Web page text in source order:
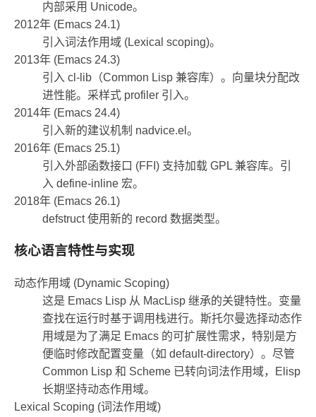
内部采用 Unicode。
2012年 (Emacs 24.1)
引入词法作用域 (Lexical scoping)。
2013年 (Emacs 24.3)
引入 cl-lib（Common Lisp 兼容库）。向量块分配改
进性能。采样式 profiler 引入。
2014年 (Emacs 24.4)
引入新的建议机制 nadvice.el。
2016年 (Emacs 25.1)
引入外部函数接口 (FFI) 支持加载 GPL 兼容库。引
入 define-inline 宏。
2018年 (Emacs 26.1)
defstruct 使用新的 record 数据类型。
核心语言特性与实现
动态作用域 (Dynamic Scoping)
这是 Emacs Lisp 从 MacLisp 继承的关键特性。变量
查找在运行时基于调用栈进行。斯托尔曼选择动态作
用域是为了满足 Emacs 的可扩展性需求，特别是方
便临时修改配置变量（如 default-directory）。尽管
Common Lisp 和 Scheme 已转向词法作用域，Elisp
长期坚持动态作用域。
Lexical Scoping (词法作用域)